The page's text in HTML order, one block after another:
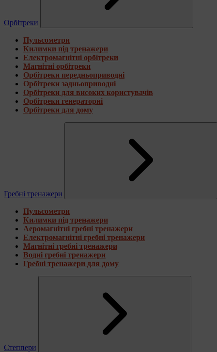
Орбітреки
Пульсометри
Килимки під тренажери
Електромагнітні орбітреки
Магнітні орбітреки
Орбітреки передньоприводні
Орбітреки задньоприводні
Орбітреки для високих користувачів
Орбітреки генераторні
Орбітреки для дому
Гребні тренажери
Пульсометри
Килимки під тренажери
Аеромагнітні гребні тренажери
Електромагнітні гребні тренажери
Магнітні гребні тренажери
Водні гребні тренажери
Гребні тренажери для дому
Степпери